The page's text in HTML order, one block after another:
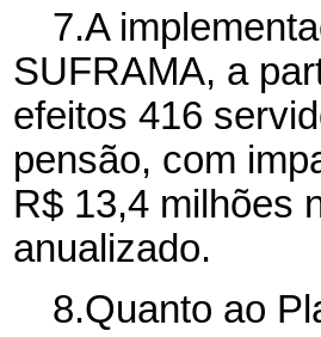
7.A
SUFRAMA, a
efeitos 416
pensão, com
R$ 13,4 milhões
anualizado.
8.Quanto ao